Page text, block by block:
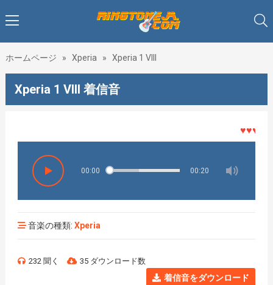
ホームページ » Xperia » Xperia 1 VIII
Xperia 1 VIII 着信音
♥♥♥着メ
00:00 00:20
音楽の種類: Xperia
232 聞く 35 ダウンロード数
着信音をダウンロード